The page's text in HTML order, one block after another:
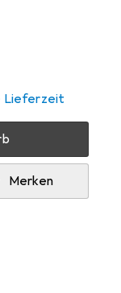
Lieferzeit
Merken